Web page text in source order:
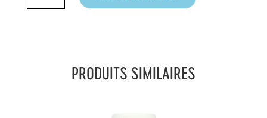
SHOT
PRODUITS SIMILAIRES